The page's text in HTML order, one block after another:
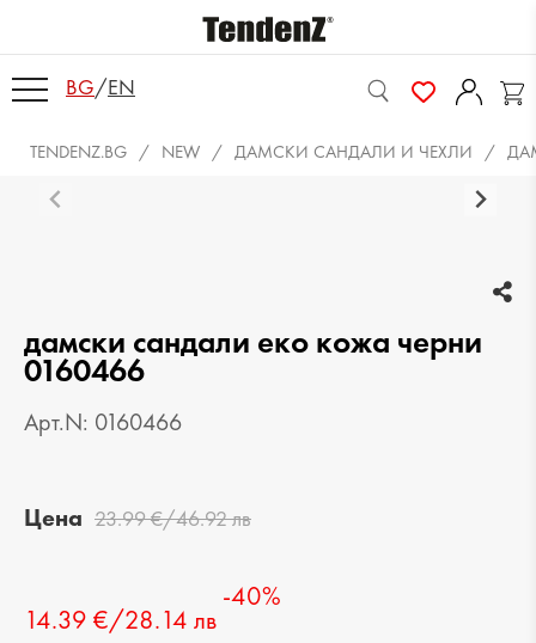
BG/EN
TENDENZ.BG NEW ДАМСКИ САНДАЛИ И ЧЕХЛИ
дамски сандали еко кожа черни
0160466
Арт.N: 0160466
Цена 23.99 €/46.92 лв
14.39 €/28.14 лв
-40%